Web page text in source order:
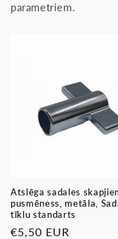
parametriem.
Atslēga sadales
pusmēness, metāla,
tīklu standarts
Parastā
€5,50 EUR